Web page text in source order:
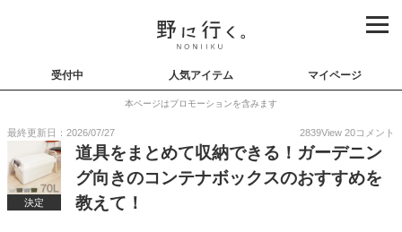
受付中 人気アイテム マイページ
本ページはプロモーションを含みます
最終更新日：2026/07/27 2839View 20コメント
決定
道具をまとめて収納できる！ガーデニン
グ向きのコンテナボックスのおすすめを
教えて！